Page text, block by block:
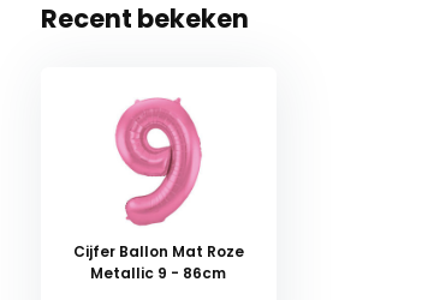
Recent bekeken
Cijfer Ballon Mat Roze
Metallic 9 - 86cm